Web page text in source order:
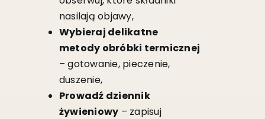
nasilają objawy,
Wybieraj delikatne
metody obróbki termicznej
– gotowanie, pieczenie,
duszenie,
Prowadź dziennik
żywieniowy – zapisuj